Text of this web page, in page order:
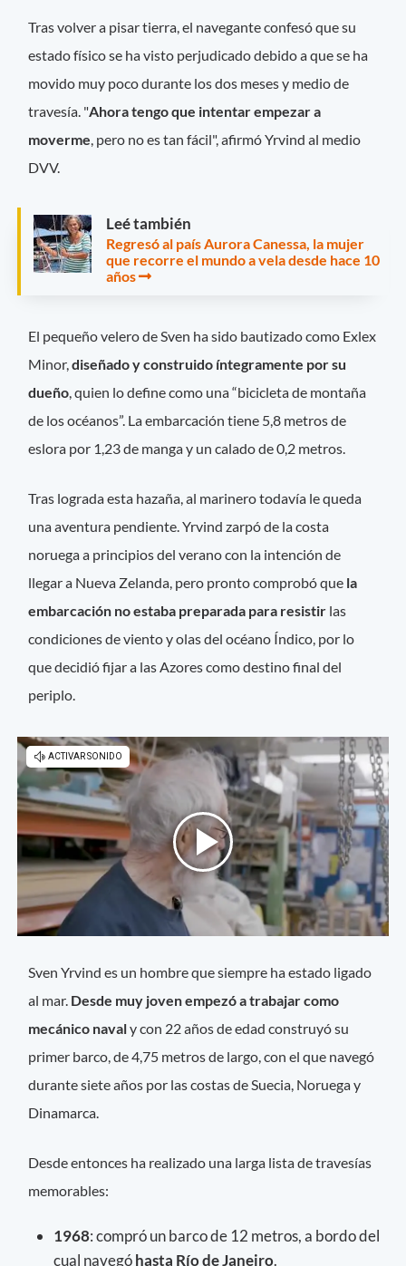
Tras volver a pisar tierra, el navegante confesó que su
estado físico se ha visto perjudicado debido a que se ha
movido muy poco durante los dos meses y medio de
travesía. "Ahora tengo que intentar empezar a
moverme, pero no es tan fácil", afirmó Yrvind al medio
DVV.
Leé también
Regresó al país Aurora Canessa, la mujer
que recorre el mundo a vela desde hace 10
años
El pequeño velero de Sven ha sido bautizado como Exlex
Minor,diseñado y construido íntegramente por su
dueño, quien lo define como una “bicicleta de montaña
de los océanos”. La embarcación tiene 5,8 metros de
eslora por 1,23 de manga y un calado de 0,2 metros.
Tras lograda esta hazaña, al marinero todavía le queda
una aventura pendiente. Yrvind zarpó de la costa
noruega a principios del verano con la intención de
llegar a Nueva Zelanda, pero pronto comprobó que la
embarcación no estaba preparada para resistir las
condiciones de viento y olas del océano Índico, por lo
que decidió fijar a las Azores como destino final del
periplo.
Sven Yrvind es un hombre que siempre ha estado ligado
al mar. Desde muy joven empezó a trabajar como
mecánico navaly con 22 años de edad construyó su
primer barco, de 4,75 metros de largo, con el que navegó
durante siete años por las costas de Suecia, Noruega y
Dinamarca.
Desde entonces ha realizado una larga lista de travesías
memorables:
1968: compró un barco de 12 metros, a bordo del
cual navegóhasta Río de Janeiro.